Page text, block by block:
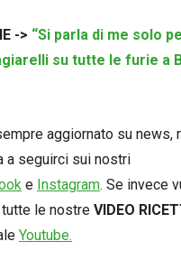
-> “Si parla di me solo
su tutte le furie a
aggiornato su news,
a seguirci sui nostri
e Instagram. Se invece
tutte le nostre VIDEO
Youtube.